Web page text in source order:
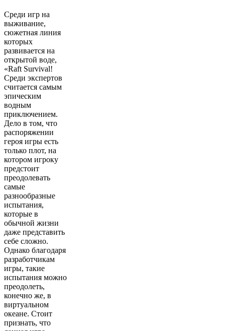
Среди игр на
выживание,
сюжетная линия
которых
развивается на
открытой воде,
«Raft Survival!
Среди экспертов
считается самым
эпическим
водным
приключением.
Дело в том, что
распоряжении
героя игры есть
только плот, на
котором игроку
предстоит
преодолевать
самые
разнообразные
испытания,
которые в
обычной жизни
даже представить
себе сложно.
Однако благодаря
разработчикам
игры, такие
испытания можно
преодолеть,
конечно же, в
виртуальном
океане. Стоит
признать, что